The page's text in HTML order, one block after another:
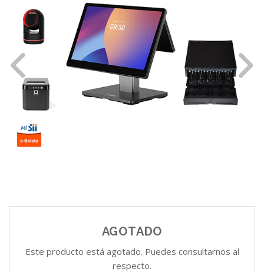
AGOTADO
Este producto está agotado. Puedes consultarnos al
respecto.